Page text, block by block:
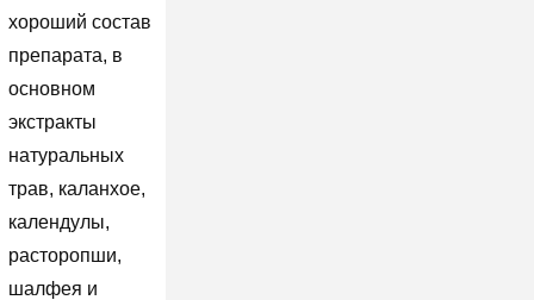
хороший состав
препарата, в
основном
экстракты
натуральных
трав, каланхое,
календулы,
расторопши,
шалфея и